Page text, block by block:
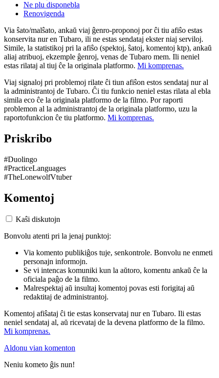
Ne plu disponebla
Renovigenda
Via ŝato/malŝato, ankaŭ viaj ĝenro-proponoj por ĉi tiu afiŝo estas
konservita nur en Tubaro, ili ne estas sendataj ekster niaj serviloj.
Simile, la statistikoj pri la afiŝo (spektoj, ŝatoj, komentoj ktp), ankaŭ
aliaj atribuoj, ekzemple ĝenroj, venas de Tubaro mem. Ili neniel
estas rilataj al tiuj ĉe la originala platformo. Mi komprenas.
Viaj signaloj pri problemoj rilate ĉi tiun afiŝon estos sendataj nur al
la administrantoj de Tubaro. Ĉi tiu funkcio neniel estas rilata al ebla
simila eco ĉe la originala platformo de la filmo. Por raporti
problemon al la administrantoj de la originala platformo, uzu la
raportofunkcion ĉe tiu platformo. Mi komprenas.
Priskribo
#Duolingo
#PracticeLanguages
#TheLonewolfVtuber
Komentoj
Kaŝi diskutojn
Bonvolu atenti pri la jenaj punktoj:
Via komento publikiĝos tuje, senkontrole. Bonvolu ne enmeti
personajn informojn.
Se vi intencas komuniki kun la aŭtoro, komentu ankaŭ ĉe la
oficiala paĝo de la filmo.
Malrespektaj aŭ insultaj komentoj povas esti forigitaj aŭ
redaktitaj de administrantoj.
Komentoj afiŝataj ĉi tie estas konservataj nur en Tubaro. Ili estas
neniel sendataj al, aŭ ricevataj de la devena platformo de la filmo.
Mi komprenas.
Aldonu vian komenton
Neniu kometo ĝis nun!